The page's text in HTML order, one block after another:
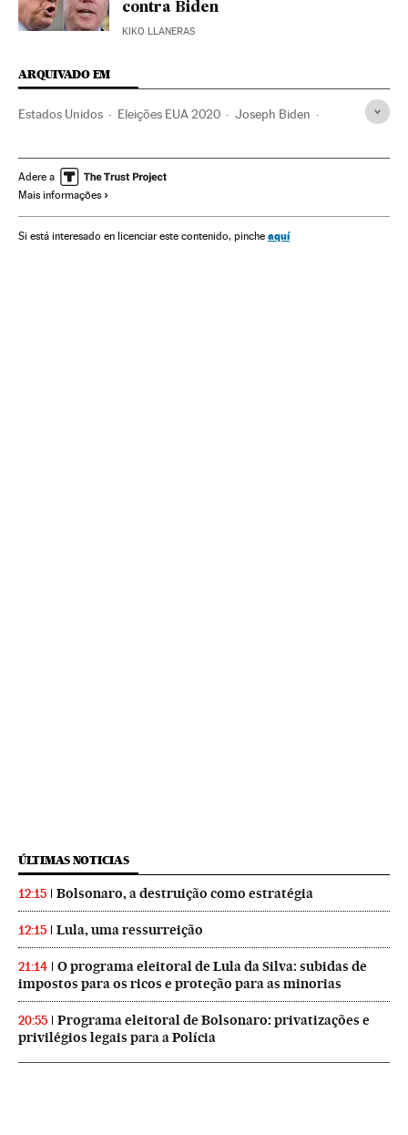
contra Biden
KIKO LLANERAS
ARQUIVADO EM
Estados Unidos Eleições EUA 2020 Joseph Biden
Discursos Barack Obama
Hillary Clinton
Adere a
Mais informações
Si está interesado en licenciar este contenido, pinche aquí
ÚLTIMAS NOTICIAS
12:15 Bolsonaro, a destruição como estratégia
12:15 Lula, uma ressurreição
21:14
O programa eleitoral de Lula da Silva: subidas de
impostos para os ricos e proteção para as minorias
20:55
Programa eleitoral de Bolsonaro: privatizações e
privilégios legais para a Polícia